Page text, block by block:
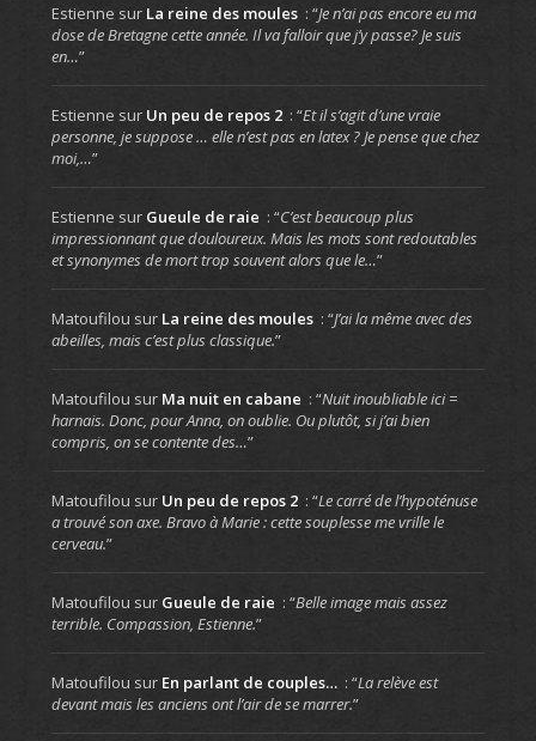
Estienne sur La reine des moules : “Je n’ai pas encore eu ma
dose de Bretagne cette année. Il va falloir que j’y passe? Je suis
en…”
Estienne sur Un peu de repos 2 : “Et il s’agit d’une vraie
personne, je suppose … elle n’est pas en latex ? Je pense que chez
moi,…”
Estienne sur Gueule de raie : “C’est beaucoup plus
impressionnant que douloureux. Mais les mots sont redoutables
et synonymes de mort trop souvent alors que le…”
Matoufilou sur La reine des moules : “J’ai la même avec des
abeilles, mais c’est plus classique.”
Matoufilou sur Ma nuit en cabane : “Nuit inoubliable ici =
harnais. Donc, pour Anna, on oublie. Ou plutôt, si j’ai bien
compris, on se contente des…”
Matoufilou sur Un peu de repos 2 : “Le carré de l’hypoténuse
a trouvé son axe. Bravo à Marie : cette souplesse me vrille le
cerveau.”
Matoufilou sur Gueule de raie : “Belle image mais assez
terrible. Compassion, Estienne.”
Matoufilou sur En parlant de couples… : “La relève est
devant mais les anciens ont l’air de se marrer.”